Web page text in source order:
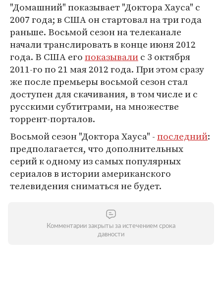
"Домашний" показывает "Доктора Хауса" с
2007 года; в США он стартовал на три года
раньше. Восьмой сезон на телеканале
начали транслировать в конце июня 2012
года. В США егопоказывалис 3 октября
2011-го по 21 мая 2012 года. При этом сразу
же после премьеры восьмой сезон стал
доступен для скачивания, в том числе и с
русскими субтитрами, на множестве
торрент-порталов.
Восьмой сезон "Доктора Хауса" -последний:
предполагается, что дополнительных
серий к одному из самых популярных
сериалов в истории американского
телевидения сниматься не будет.
Комментарии закрыты за истечением срока
давности